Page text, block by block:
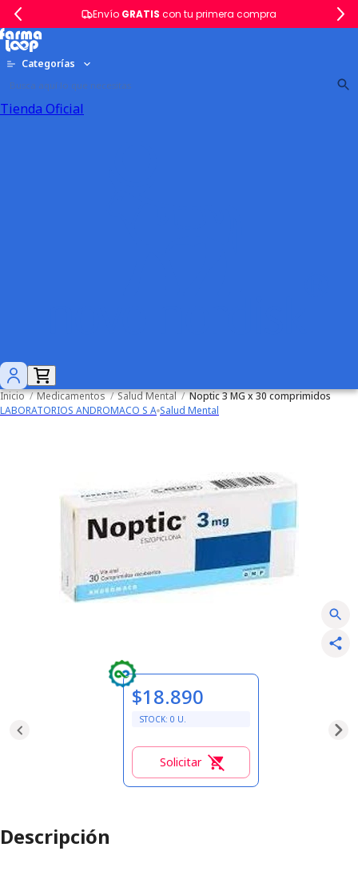
Envío GRATIS con tu primera compra
Categorías
Tienda Oficial
Inicio / Medicamentos / Salud Mental / Noptic 3 MG x 30 comprimidos
LABORATORIOS ANDROMACO S A Salud Mental
$18.890
STOCK: 0 U.
Solicitar
Descripción